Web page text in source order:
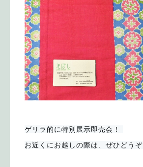
ゲリラ的に特別展示即売会！
お近くにお越しの際は、ぜひどうぞ